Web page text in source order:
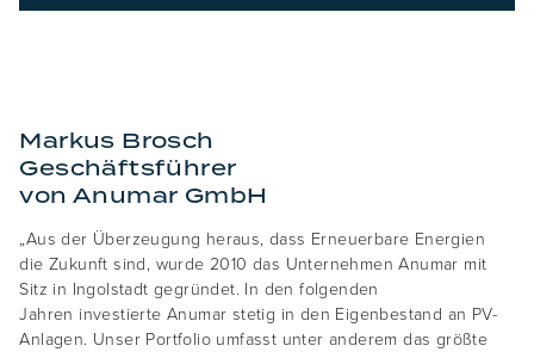
Markus Brosch
Geschäftsführer
von Anumar GmbH
„Aus der Überzeugung heraus, dass Erneuerbare Energien
die Zukunft sind, wurde 2010 das Unternehmen Anumar mit
Sitz in Ingolstadt gegründet. In den folgenden
Jahren investierte Anumar stetig in den Eigenbestand an PV-
Anlagen. Unser Portfolio umfasst unter anderem das größte